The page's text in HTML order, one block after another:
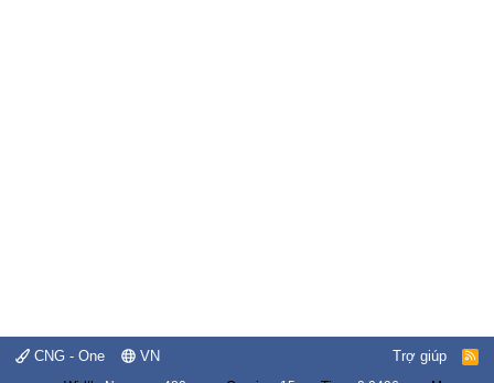
CNG - One VN Trợ giúp
R